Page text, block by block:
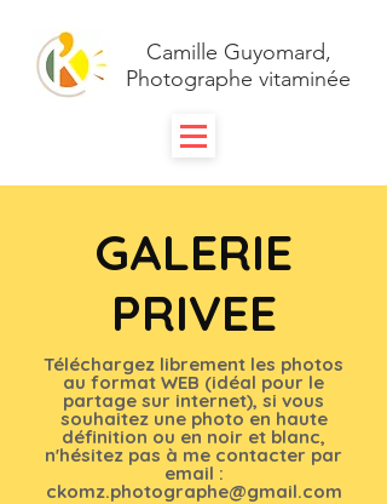
Camille Guyomard,
Photographe vitaminée
GALERIE
PRIVEE
Téléchargez librement les photos
au format WEB (idéal pour le
partage sur internet), si vous
souhaitez une photo en haute
définition ou en noir et blanc,
n'hésitez pas à me contacter par
email :
ckomz.photographe@gmail.com